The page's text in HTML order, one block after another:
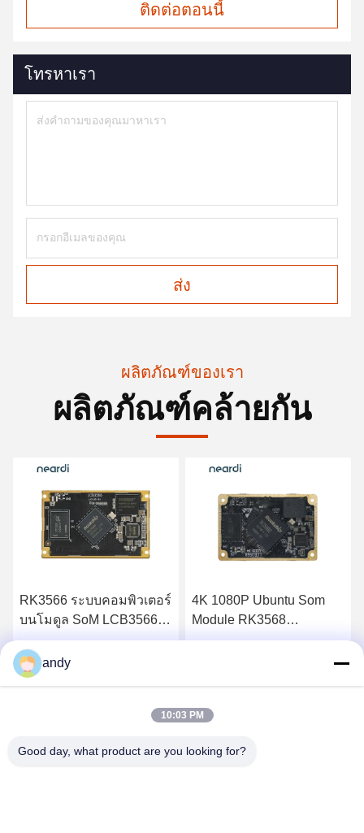
ติดต่อตอนนี้
โทรหาเรา
ส่ง
ผลิตภัณฑ์ของเรา
ผลิตภัณฑ์คล้ายกัน
RK3566 ระบบคอมพิวเตอร์
บนโมดูล SoM LCB3566
Arm ODM
หา ราคา ที่ ดี ที่สุด
4K 1080P Ubuntu Som
Module RK3568
คอมพิวเตอร์บนโมดูล
อย
andy
10:03 PM
Good day, what product are you looking for?